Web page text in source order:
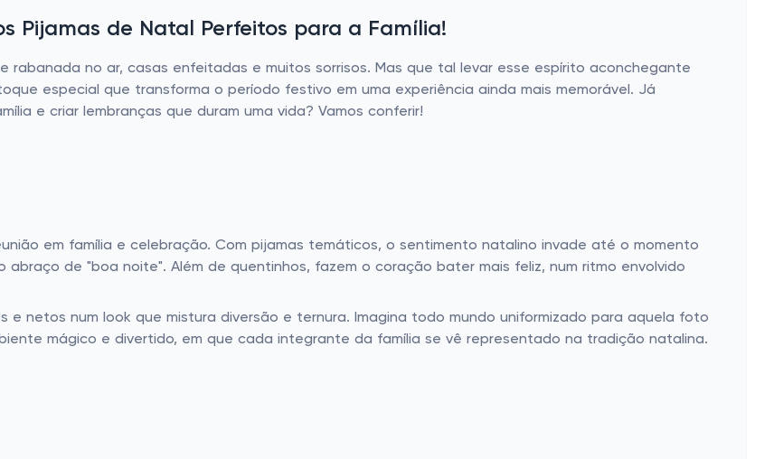
Pijamas de Natal Perfeitos para a Família!
rabanada no ar, casas enfeitadas e muitos sorrisos. Mas que tal levar esse espírito aconchegante
especial que transforma o período festivo em uma experiência ainda mais memorável. Já
e criar lembranças que duram uma vida? Vamos conferir!
em família e celebração. Com pijamas temáticos, o sentimento natalino invade até o momento
de "boa noite". Além de quentinhos, fazem o coração bater mais feliz, num ritmo envolvido
e netos num look que mistura diversão e ternura. Imagina todo mundo uniformizado para aquela foto
mágico e divertido, em que cada integrante da família se vê representado na tradição natalina.